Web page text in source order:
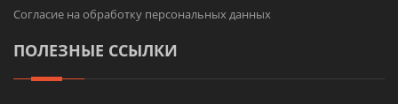
Согласие на обработку персональных данных
ПОЛЕЗНЫЕ ССЫЛКИ